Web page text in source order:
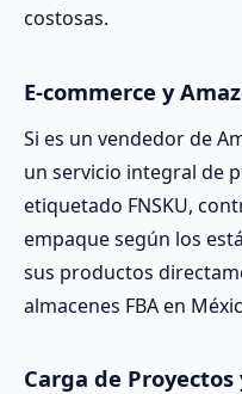
costosas.
E-commerce y
Si es un vendedor de
un servicio integral de
etiquetado FNSKU,
empaque según los
sus productos
almacenes FBA en
Carga de